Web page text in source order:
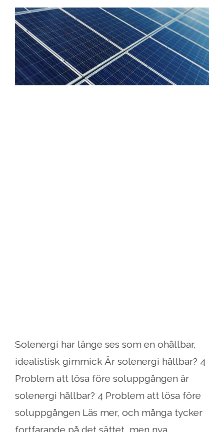
Solenergi har länge ses som en ohållbar,
idealistisk gimmick Är solenergi hållbar? 4
Problem att lösa före soluppgången är
solenergi hållbar? 4 Problem att lösa före
soluppgången Läs mer, och många tycker
fortfarande på det sättet, men nya